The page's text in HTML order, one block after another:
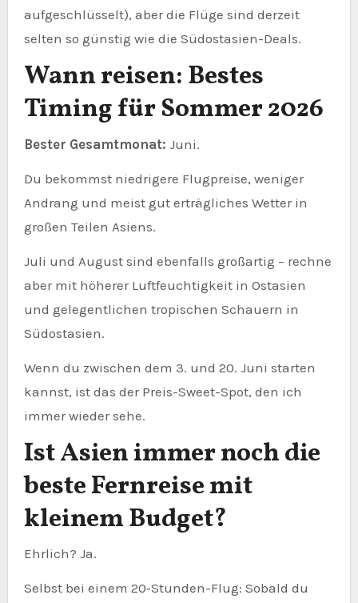
aufgeschlüsselt), aber die Flüge sind derzeit
selten so günstig wie die Südostasien-Deals.
Wann reisen: Bestes
Timing für Sommer 2026
Bester Gesamtmonat: Juni.
Du bekommst niedrigere Flugpreise, weniger
Andrang und meist gut erträgliches Wetter in
großen Teilen Asiens.
Juli und August sind ebenfalls großartig – rechne
aber mit höherer Luftfeuchtigkeit in Ostasien
und gelegentlichen tropischen Schauern in
Südostasien.
Wenn du zwischen dem 3. und 20. Juni starten
kannst, ist das der Preis-Sweet-Spot, den ich
immer wieder sehe.
Ist Asien immer noch die
beste Fernreise mit
kleinem Budget?
Ehrlich? Ja.
Selbst bei einem 20‑Stunden-Flug: Sobald du